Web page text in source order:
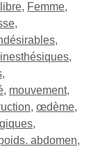
, Femme,
,
,
,
,
, mouvement,
, œdème,
,
abdomen,